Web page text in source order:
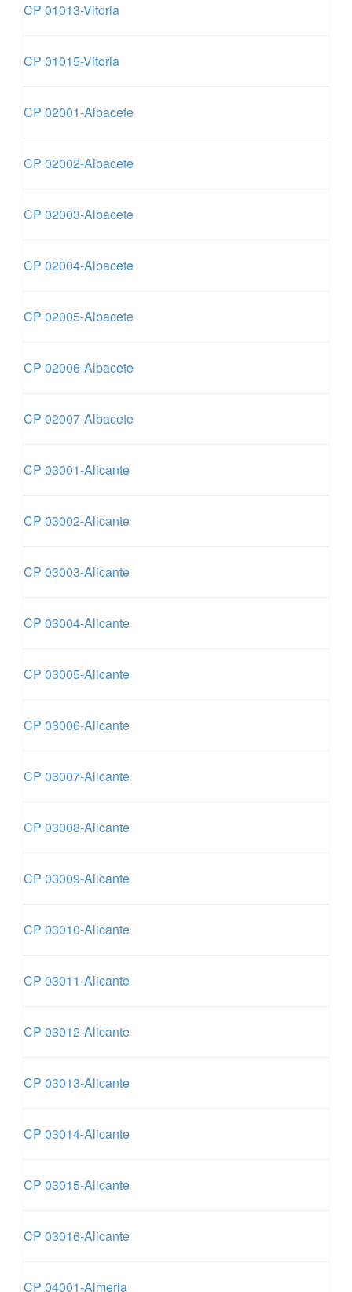
CP 01013-Vitoria
CP 01015-Vitoria
CP 02001-Albacete
CP 02002-Albacete
CP 02003-Albacete
CP 02004-Albacete
CP 02005-Albacete
CP 02006-Albacete
CP 02007-Albacete
CP 03001-Alicante
CP 03002-Alicante
CP 03003-Alicante
CP 03004-Alicante
CP 03005-Alicante
CP 03006-Alicante
CP 03007-Alicante
CP 03008-Alicante
CP 03009-Alicante
CP 03010-Alicante
CP 03011-Alicante
CP 03012-Alicante
CP 03013-Alicante
CP 03014-Alicante
CP 03015-Alicante
CP 03016-Alicante
CP 04001-Almeria